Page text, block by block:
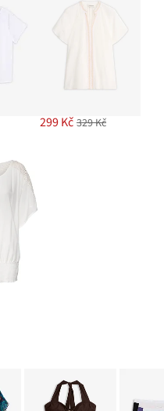
299 Kč 329 Kč